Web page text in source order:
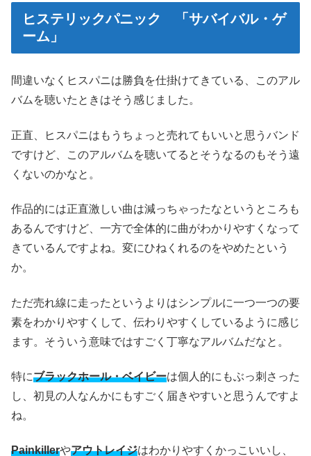
ヒステリックパニック 「サバイバル・ゲ
ーム」
間違いなくヒスパニは勝負を仕掛けてきている、このアル
バムを聴いたときはそう感じました。
正直、ヒスパニはもうちょっと売れてもいいと思うバンド
ですけど、このアルバムを聴いてるとそうなるのもそう遠
くないのかなと。
作品的には正直激しい曲は減っちゃったなというところも
あるんですけど、一方で全体的に曲がわかりやすくなって
きているんですよね。変にひねくれるのをやめたという
か。
ただ売れ線に走ったというよりはシンプルに一つ一つの要
素をわかりやすくして、伝わりやすくしているように感じ
ます。そういう意味ではすごく丁寧なアルバムだなと。
特にブラックホール・ベイビーは個人的にもぶっ刺さった
し、初見の人なんかにもすごく届きやすいと思うんですよ
ね。
Painkillerやアウトレイジはわかりやすくかっこいいし、